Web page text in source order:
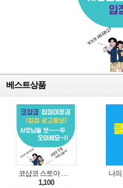
베스트상품
코샵코 스토아 입점 1일 이용권
1,100